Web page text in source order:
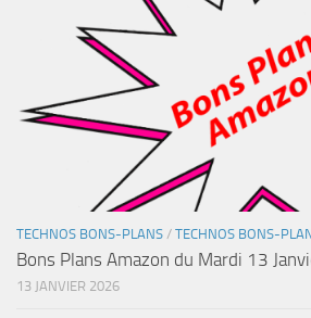
TECHNOS BONS-PLANS / TECHNOS BONS-
Bons Plans Amazon du Mardi 13
13 JANVIER 2026